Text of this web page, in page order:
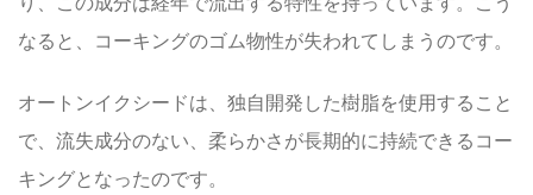
なると、コーキングのゴム物性が失われてしまうのです。
オートンイクシードは、 独自開発した樹脂を使用すること
で、流失成分のない、柔らかさが長期的に持続できるコー
キングとなったのです。